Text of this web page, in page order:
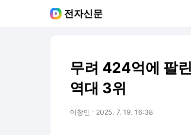
전자신문
무려 424억에 팔
역대 3위
이창민 2025. 7. 19. 16:38